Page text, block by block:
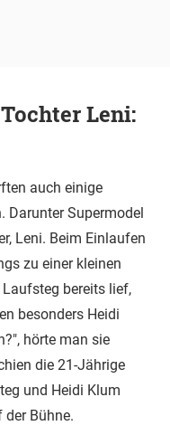
Leni:
auch einige
Darunter Supermodel
Leni. Beim Einlaufen
zu einer kleinen
bereits lief,
besonders Heidi
hörte man sie
die 21-Jährige
und Heidi Klum
Bühne.